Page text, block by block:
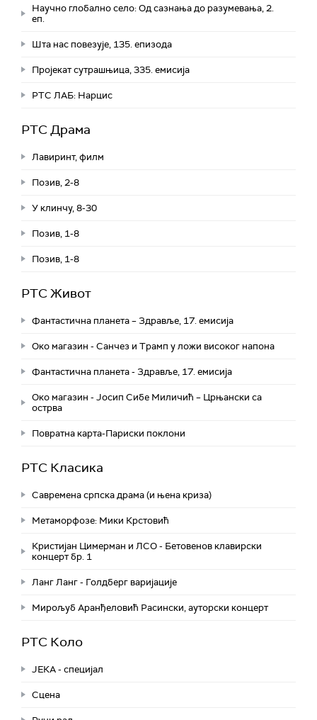
Научно глобално село: Од сазнања до разумевања, 2.
еп.
Шта нас повезује, 135. епизода
Пројекат сутрашњица, 335. емисија
РТС ЛАБ: Нарцис
РТС Драма
Лавиринт, филм
Позив, 2-8
У клинчу, 8-30
Позив, 1-8
Позив, 1-8
РТС Живот
Фантастична планета – Здравље, 17. емисија
Око магазин - Санчез и Трамп у ложи високог напона
Фантастична планета - Здравље, 17. емисија
Око магазин - Јосип Сибе Миличић – Црњански са
острва
Повратна карта-Париски поклони
РТС Класика
Савремена српска драма (и њена криза)
Метаморфозе: Мики Крстовић
Кристијан Цимерман и ЛСО - Бетовенов клавирски
концерт бр. 1
Ланг Ланг - Голдберг варијације
Мирољуб Аранђеловић Расински, ауторски концерт
РТС Коло
ЈЕКА - специјал
Сцена